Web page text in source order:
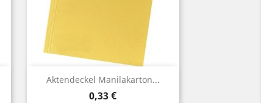
Aktendeckel Manilakarton...
Preis
0,33 €
Vorschau